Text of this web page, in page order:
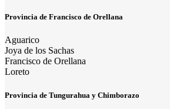
Provincia de Francisco de Orellana
Aguarico
Joya de los Sachas
Francisco de Orellana
Loreto
Provincia de Tungurahua y Chimborazo